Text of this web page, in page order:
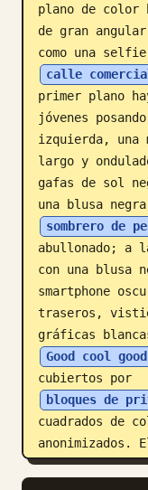
plano de color
de gran
como una
calle
primer plano
jóvenes
izquierda, una
largo y
gafas de sol
una blusa
sombrero de
abullonado; a
con una blusa
smartphone
traseros,
gráficas
Good cool good
cubiertos por
bloques de
cuadrados de
anonimizados.
diagonalmente